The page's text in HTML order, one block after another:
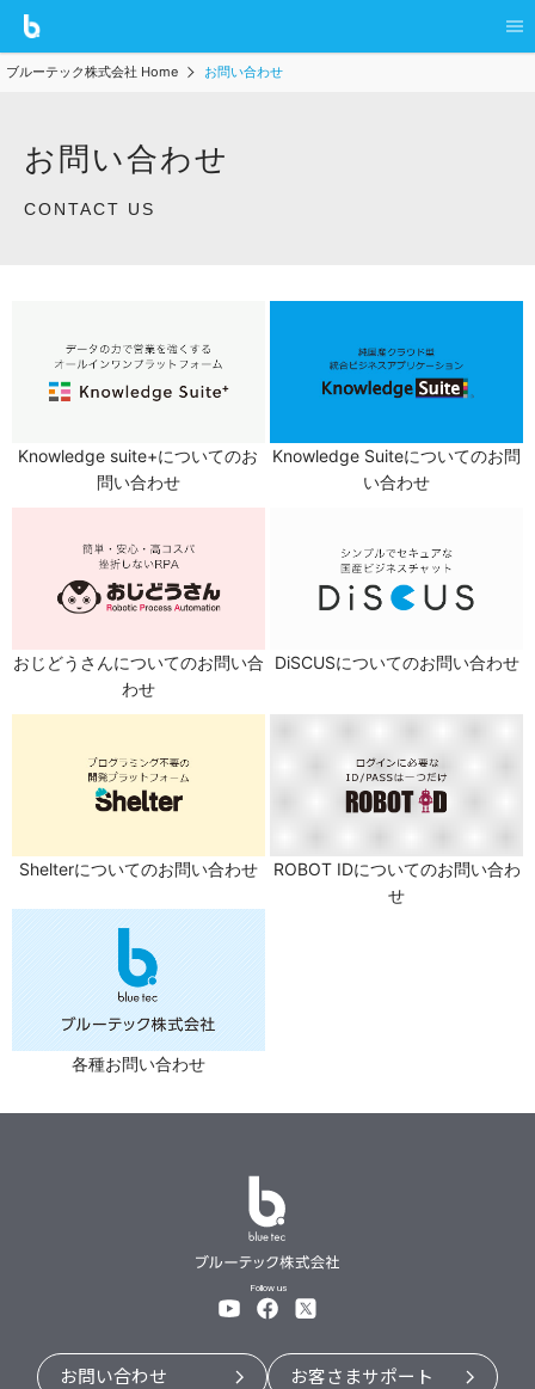
ブルーテック株式会社 Home お問い合わせ
お問い合わせ
CONTACT US
Knowledge suite+についてのお
問い合わせ
Knowledge Suiteについてのお問
い合わせ
おじどうさんについてのお問い合
わせ
DiSCUSについてのお問い合わせ
Shelterについてのお問い合わせ
ROBOT IDについてのお問い合わ
せ
各種お問い合わせ
Follow us
お問い合わせ お客さまサポート